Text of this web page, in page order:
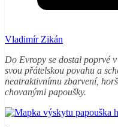
Vladimír Zikán
Do Evropy se dostal poprvé
svou přátelskou povahu a
neatraktivnímu zbarvení,
chovanými papoušky.